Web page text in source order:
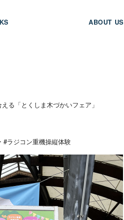
ABOUT US
る「とくしま木づかいフェア」
#ラジコン重機操縦体験